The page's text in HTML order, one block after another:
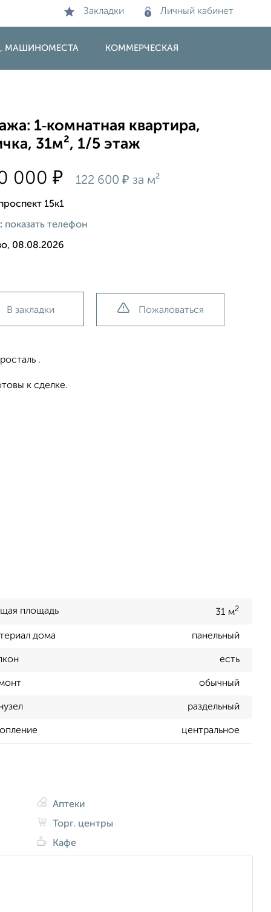
Закладки Личный кабинет
МАШИНОМЕСТА КОММЕРЧЕСКАЯ
1‑комнатная квартира,
31м², 1/5 этаж
000₽ 122 600₽ за м²
15к1
показать телефон
08.08.2026
В закладки Пожаловаться
.
к сделке.
площадь 31 м2
дома панельный
есть
обычный
раздельный
центральное
Аптеки
Торг. центры
Кафе